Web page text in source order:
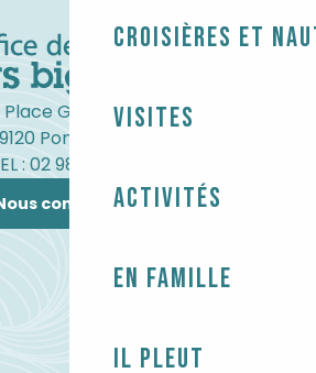
Croisières et
Visites
Activités
En famille
Il pleut
Place Gambetta
Pont-l'Abbé
: 02 98 82 37 99
contacter